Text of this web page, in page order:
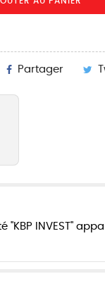
Partager
"KBP INVEST"